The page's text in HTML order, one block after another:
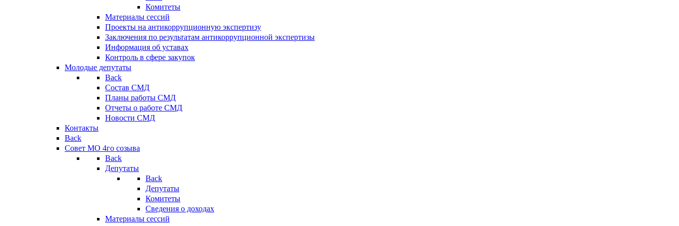
Комитеты
Материалы сессий
Проекты на антикоррупционную экспертизу
Заключения по результатам антикоррупционной экспертизы
Информация об уставах
Контроль в сфере закупок
Молодые депутаты
Back
Состав СМД
Планы работы СМД
Отчеты о работе СМД
Новости СМД
Контакты
Back
Совет МО 4го созыва
Back
Депутаты
Back
Депутаты
Комитеты
Сведения о доходах
Материалы сессий